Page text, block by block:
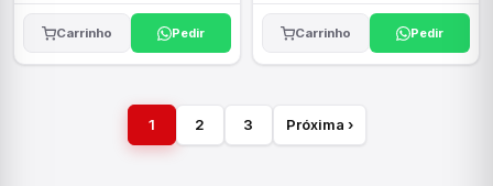
Carrinho Pedir Carrinho Pedir
1 2 3 Próxima ›